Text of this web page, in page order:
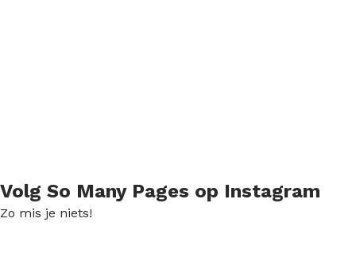
Volg So Many Pages op Instagram
Zo mis je niets!